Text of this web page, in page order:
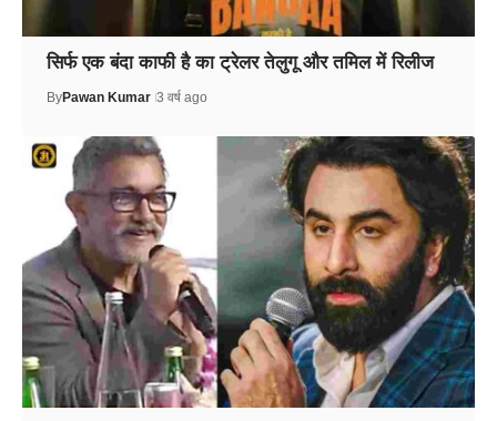
सिर्फ एक बंदा काफी है का ट्रेलर तेलुगू और तमिल में रिलीज
ByPawan Kumar 3 वर्ष ago